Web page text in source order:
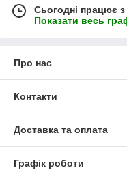
Сьогодні працює
Показати весь
Про нас
Контакти
Доставка та оплата
Графік роботи